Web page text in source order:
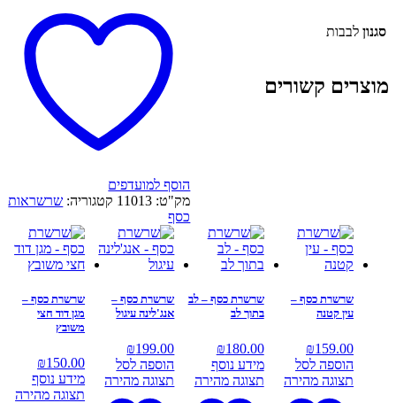
מנצנץ
הוסף למועדפים
מק"ט: 11013 קטגוריה: שרשראות
כסף
סגנון לבבות
מוצרים קשורים
שרשרת כסף –
עין קטנה
₪159.00
הוספה לסל
תצוגה מהירה
שרשרת כסף – לב
בתוך לב
₪180.00
מידע נוסף
תצוגה מהירה
שרשרת כסף –
אנג'לינה עיגול
₪199.00
הוספה לסל
תצוגה מהירה
שרשרת כסף –
מגן דוד חצי
משובץ
₪150.00
מידע נוסף
תצוגה מהירה